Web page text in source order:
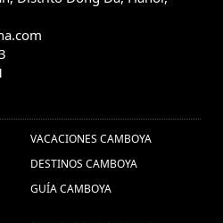
VACACIONES CAMBOYA
DESTINOS CAMBOYA
GUÍA CAMBOYA